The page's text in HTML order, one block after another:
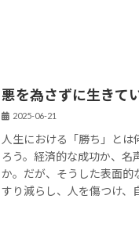
悪を為さずに生きて
2025-06-21
人生における「勝ち」と
ろう。経済的な成功か、
か。だが、そうした表面的
すり減らし、人を傷つけ、